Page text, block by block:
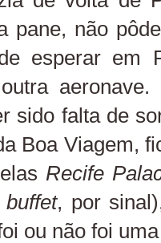
pane, não
esperar em
sido falta de
Boa Viagem,
Recife
buffet, por
ou não foi